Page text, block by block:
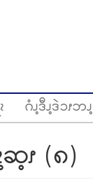
ဂံၪ့ဒီၪ့ဒဲၥၭဘၪ့
ၭ (၈)